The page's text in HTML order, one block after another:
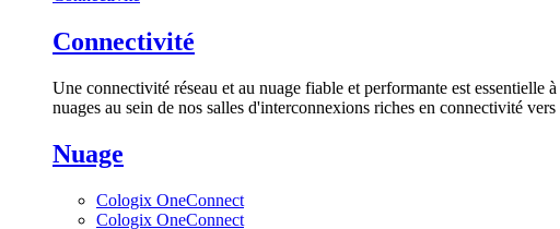
Connectivité
Une connectivité réseau et au nuage fiable et performante est
nuages au sein de nos salles d'interconnexions riches en connectivité
Nuage
Cologix OneConnect
Cologix OneConnect